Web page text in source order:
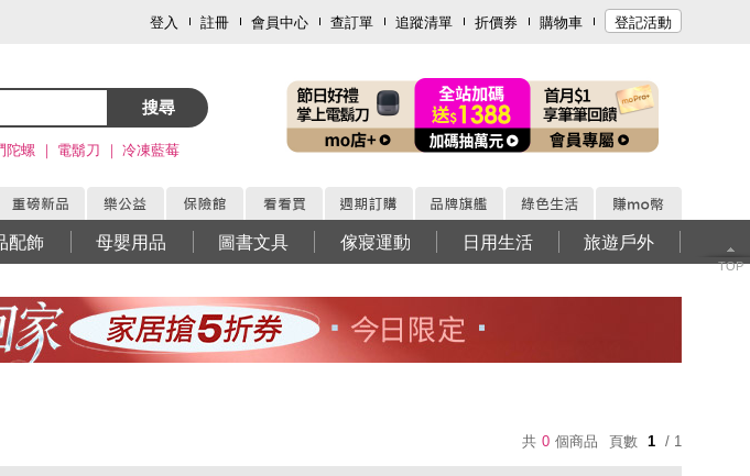
登入 註冊 會員中心 查訂單 追蹤清單 折價券 購物車 登記活動
搜尋
陀螺 電鬍刀 冷凍藍莓
配飾 母嬰用品 圖書文具 傢寢運動 日用生活 旅遊戶外
共 0 個商品 頁數 1 / 1
TOP